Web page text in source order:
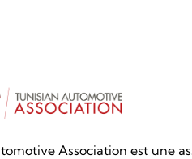
Association est une